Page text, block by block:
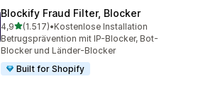
Blockify Fraud Filter, Blocker
4,9von 5 Sternen
(1.517)
1517 Rezensionen insgesamt
•Kostenlose Installation
Betrugsprävention mit IP-Blocker, Bot-
Blocker und Länder-Blocker
Built for Shopify